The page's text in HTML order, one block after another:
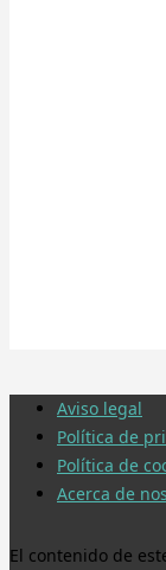
Aviso legal
Política de
Política de
Acerca de
El contenido de